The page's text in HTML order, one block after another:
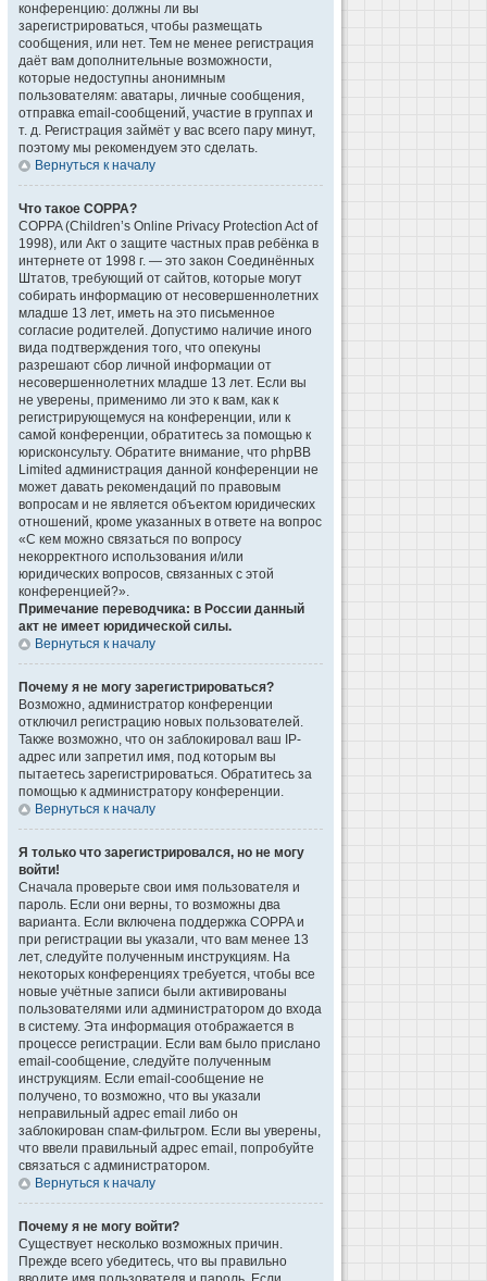
конференцию: должны ли вы
зарегистрироваться, чтобы размещать
сообщения, или нет. Тем не менее регистрация
даёт вам дополнительные возможности,
которые недоступны анонимным
пользователям: аватары, личные сообщения,
отправка email-сообщений, участие в группах и
т. д. Регистрация займёт у вас всего пару минут,
поэтому мы рекомендуем это сделать.
Вернуться к началу
Что такое COPPA?
COPPA (Children’s Online Privacy Protection Act of
1998), или Акт о защите частных прав ребёнка в
интернете от 1998 г. — это закон Соединённых
Штатов, требующий от сайтов, которые могут
собирать информацию от несовершеннолетних
младше 13 лет, иметь на это письменное
согласие родителей. Допустимо наличие иного
вида подтверждения того, что опекуны
разрешают сбор личной информации от
несовершеннолетних младше 13 лет. Если вы
не уверены, применимо ли это к вам, как к
регистрирующемуся на конференции, или к
самой конференции, обратитесь за помощью к
юрисконсульту. Обратите внимание, что phpBB
Limited администрация данной конференции не
может давать рекомендаций по правовым
вопросам и не является объектом юридических
отношений, кроме указанных в ответе на вопрос
«С кем можно связаться по вопросу
некорректного использования и/или
юридических вопросов, связанных с этой
конференцией?».
Примечание переводчика: в России данный
акт не имеет юридической силы.
Вернуться к началу
Почему я не могу зарегистрироваться?
Возможно, администратор конференции
отключил регистрацию новых пользователей.
Также возможно, что он заблокировал ваш IP-
адрес или запретил имя, под которым вы
пытаетесь зарегистрироваться. Обратитесь за
помощью к администратору конференции.
Вернуться к началу
Я только что зарегистрировался, но не могу
войти!
Сначала проверьте свои имя пользователя и
пароль. Если они верны, то возможны два
варианта. Если включена поддержка COPPA и
при регистрации вы указали, что вам менее 13
лет, следуйте полученным инструкциям. На
некоторых конференциях требуется, чтобы все
новые учётные записи были активированы
пользователями или администратором до входа
в систему. Эта информация отображается в
процессе регистрации. Если вам было прислано
email-сообщение, следуйте полученным
инструкциям. Если email-сообщение не
получено, то возможно, что вы указали
неправильный адрес email либо он
заблокирован спам-фильтром. Если вы уверены,
что ввели правильный адрес email, попробуйте
связаться с администратором.
Вернуться к началу
Почему я не могу войти?
Существует несколько возможных причин.
Прежде всего убедитесь, что вы правильно